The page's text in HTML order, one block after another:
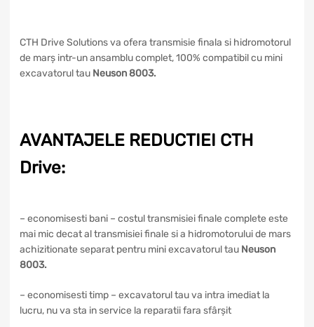
CTH Drive Solutions va ofera transmisie finala si hidromotorul
de marș intr-un ansamblu complet, 100% compatibil cu mini
excavatorul tau Neuson 8003.
AVANTAJELE REDUCTIEI CTH
Drive:
– economisesti bani – costul transmisiei finale complete este
mai mic decat al transmisiei finale si a hidromotorului de mars
achizitionate separat pentru mini excavatorul tau Neuson
8003.
– economisesti timp – excavatorul tau va intra imediat la
lucru, nu va sta in service la reparatii fara sfârșit